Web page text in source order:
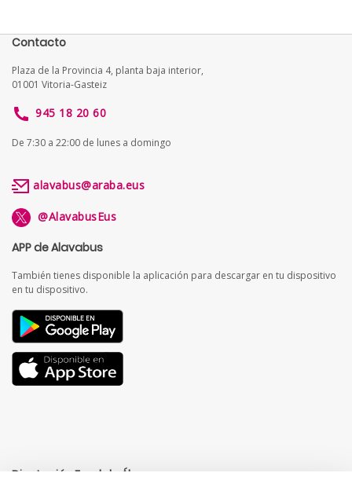
Contacto
Plaza de la Provincia 4, planta baja interior,
01001 Vitoria-Gasteiz
945 18 20 60
De 7:30 a 22:00 de lunes a domingo
alavabus@araba.eus
@AlavabusEus
APP de Alavabus
También tienes disponible la aplicación para descargar en tu dispositivo
en tu dispositivo.
Diputación Foral de Álava